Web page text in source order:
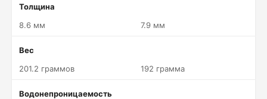
Толщина
8.6 мм
7.9 мм
Вес
201.2 граммов
192 грамма
Водонепроницаемость